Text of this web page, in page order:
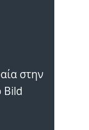
στην
Bild